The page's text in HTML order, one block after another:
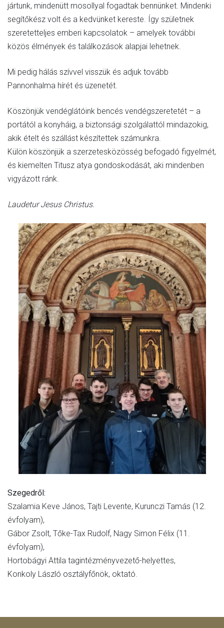
jártunk, mindenütt mosollyal fogadtak bennünket. Mindenki
segítőkész volt és a kedvünket kereste. Így születnek
szeretetteljes emberi kapcsolatok – amelyek további
közös élmények és találkozások alapjai lehetnek.
Mi pedig hálás szívvel visszük és adjuk tovább
Pannonhalma hírét és üzenetét.
Köszönjük vendéglátóink bencés vendégszeretetét – a
portától a konyháig, a biztonsági szolgálattól mindazokig,
akik ételt és szállást készítettek számunkra.
Külön köszönjük a szerzetesközösség befogadó figyelmét,
és kiemelten Titusz atya gondoskodását, aki mindenben
vigyázott ránk.
Laudetur Jesus Christus.
Szegedről:
Szalamia Keve János, Tajti Levente, Kurunczi Tamás (12.
évfolyam),
Gábor Zsolt, Tőke-Tax Rudolf, Nagy Simon Félix (11.
évfolyam),
Hortobágyi Attila tagintézményvezető-helyettes,
Konkoly László osztályfőnök, oktató.